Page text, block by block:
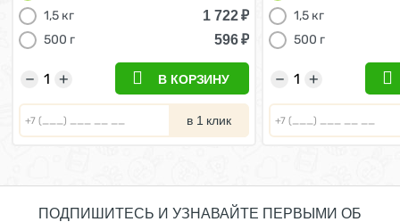
1,5 кг
1 722₽
500 г
596₽
+
− В КОРЗИНУ
в 1 клик
1,5 кг
500 г
+
−
ПОДПИШИТЕСЬ И УЗНАВАЙТЕ ПЕРВЫМИ ОБ